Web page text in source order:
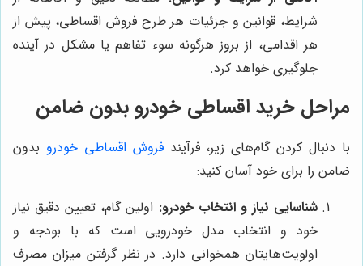
شرایط، قوانین و جزئیات هر طرح فروش اقساطی، پیش از
هر اقدامی، از بروز هرگونه سوء تفاهم یا مشکل در آینده
جلوگیری خواهد کرد.
مراحل خرید اقساطی خودرو بدون ضامن
با دنبال کردن گام‌های زیر، فرآیندفروش اقساطی خودرو بدون
ضامن را برای خود آسان کنید:
شناسایی نیاز و انتخاب خودرو: اولین گام، تعیین دقیق نیاز
خود و انتخاب مدل خودرویی است که با بودجه و
اولویت‌هایتان همخوانی دارد. در نظر گرفتن میزان مصرف